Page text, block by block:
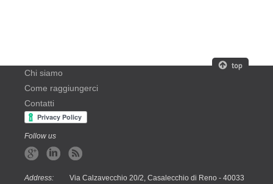
Chi siamo
Come raggiungerci
Contatti
Follow us
Address: Via Calzavecchio 20/2, Casalecchio di Reno - 40033